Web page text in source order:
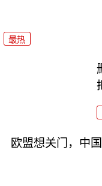
最热
欧盟想关门，中